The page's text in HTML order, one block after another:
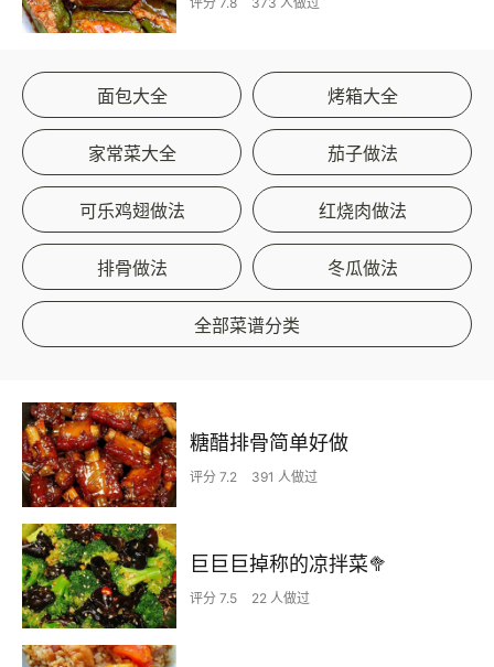
面包大全 烤箱大全
家常菜大全 茄子做法
可乐鸡翅做法 红烧肉做法
排骨做法 冬瓜做法
全部菜谱分类
糖醋排骨简单好做
评分 7.2 391 人做过
巨巨巨掉称的凉拌菜🥦
评分 7.5 22 人做过